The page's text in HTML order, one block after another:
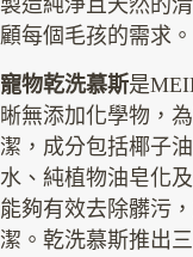
製造純淨且天然的
顧每個毛孩的需求。
寵物乾洗慕斯是
晰無添加化學物，
潔，成分包括椰子
水、純植物油皂化
能夠有效去除髒污
潔。乾洗慕斯推出